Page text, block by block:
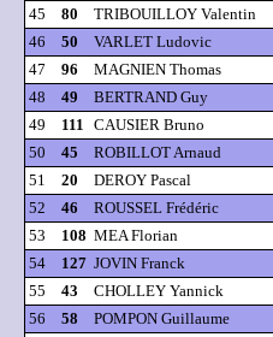
45
80 TRIBOUILLOY Valentin
46
50 VARLET Ludovic
47
96 MAGNIEN Thomas
48
49 BERTRAND Guy
49
111 CAUSIER Bruno
50
45 ROBILLOT Arnaud
51
20 DEROY Pascal
52
46 ROUSSEL Frédéric
53
108 MEA Florian
54
127 JOVIN Franck
55
43 CHOLLEY Yannick
56
58 POMPON Guillaume